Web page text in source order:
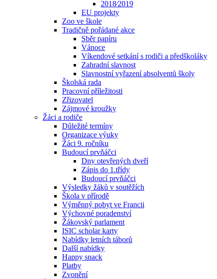
2018⁄2019
EU projekty
Zoo ve škole
Tradičně pořádané akce
Sběr papíru
Vánoce
Víkendové setkání s rodiči a předškoláky
Zahradní slavnost
Slavnostní vyřazení absolventů školy
Školská rada
Pracovní příležitosti
Zřizovatel
Zájmové kroužky
Žáci a rodiče
Důležité termíny
Organizace výuky
Žáci 9. ročníku
Budoucí prvňáčci
Dny otevřených dveří
Zápis do 1.třídy
Budoucí prvňáčci
Výsledky žáků v soutěžích
Škola v přírodě
Výměnný pobyt ve Francii
Výchovné poradenství
Žákovský parlament
ISIC scholar karty
Nabídky letních táborů
Další nabídky
Happy snack
Platby
Zvonění